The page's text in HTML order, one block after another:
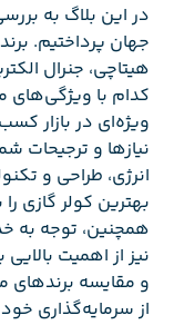
در این بلاگ به
جهان پرداختیم.
هیتاچی، جنرال
کدام با ویژگی‌های
ویژه‌ای در بازار
نیازها و ترجیحات
انرژی، طراحی و
بهترین کولر گازی
همچنین، توجه به
نیز از اهمیت
و مقایسه برندهای
از سرمایه‌گذاری